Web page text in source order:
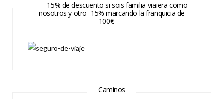
15% de descuento si sois familia viajera como
nosotros y otro -15% marcando la franquicia de
100€
Caminos